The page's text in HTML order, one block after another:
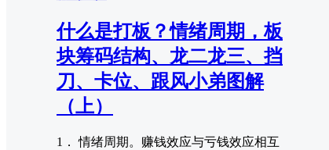
什么是打板？情绪周期，板
块筹码结构、龙二龙三、挡
刀、卡位、跟风小弟图解
（上）
1． 情绪周期。赚钱效应与亏钱效应相互